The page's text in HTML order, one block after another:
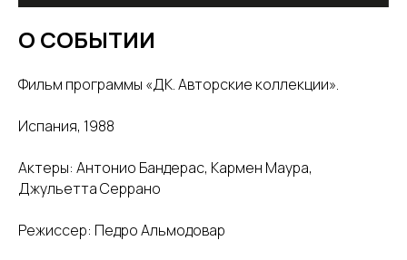
О СОБЫТИИ
Фильм программы «ДК. Авторские коллекции».
Испания, 1988
Актеры: Антонио Бандерас, Кармен Маура,
Джульетта Серрано
Режиссер: Педро Альмодовар